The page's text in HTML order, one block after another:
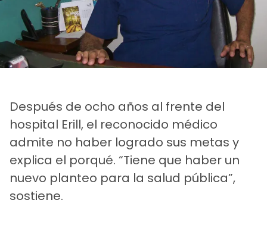
Después de ocho años al frente del
hospital Erill, el reconocido médico
admite no haber logrado sus metas y
explica el porqué. “Tiene que haber un
nuevo planteo para la salud pública”,
sostiene.